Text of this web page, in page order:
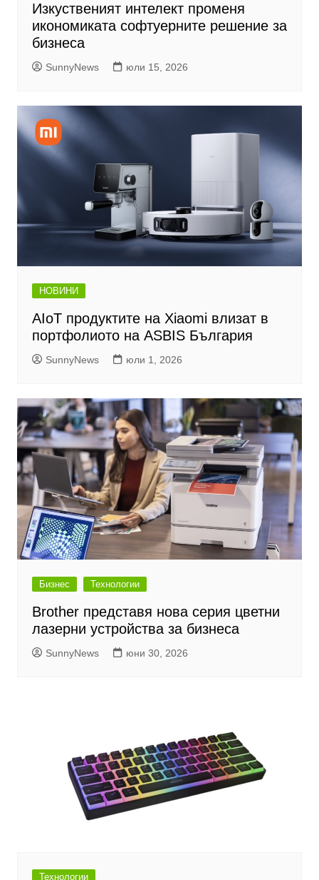
Изкуственият интелект променя
икономиката софтуерните решение за
бизнеса
SunnyNews юли 15, 2026
НОВИНИ
AIoT продуктите на Xiaomi влизат в
портфолиото на ASBIS България
SunnyNews юли 1, 2026
Бизнес Технологии
Brother представя нова серия цветни
лазерни устройства за бизнеса
SunnyNews юни 30, 2026
Технологии